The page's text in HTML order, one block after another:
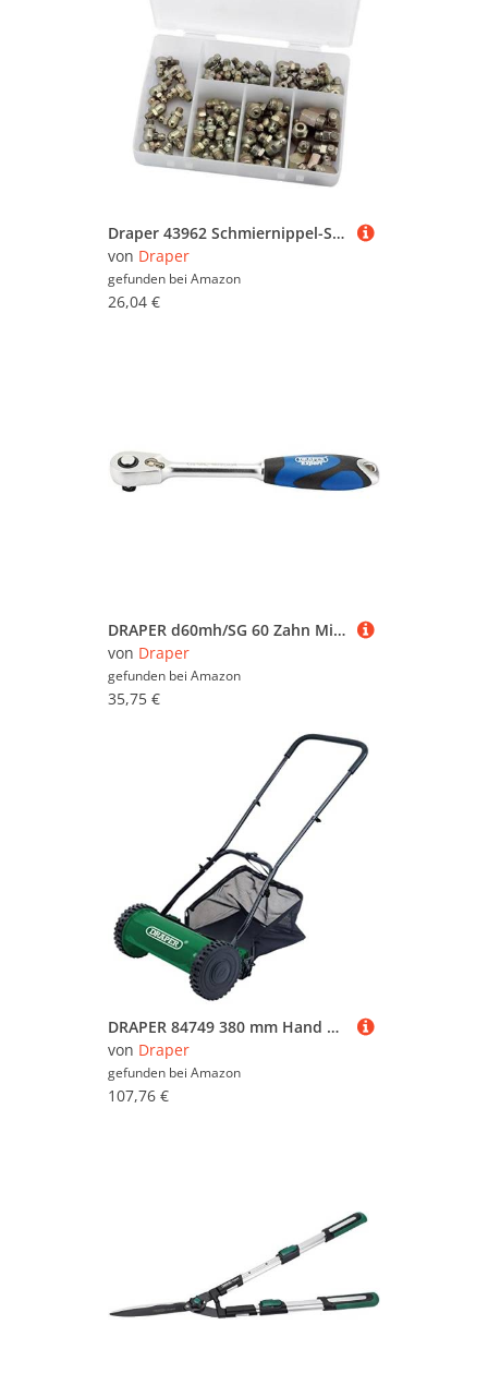
Draper 43962 Schmiernippel-Sortiment, metrisch
von Draper
gefunden bei Amazon
26,04 €
DRAPER d60mh/SG 60 Zahn Micro Head Umschaltknarre Soft Grip, blau, 3/8 Zoll Vierkantantrieb
von Draper
gefunden bei Amazon
35,75 €
DRAPER 84749 380 mm Hand Rasenmäher – Grün
von Draper
gefunden bei Amazon
107,76 €